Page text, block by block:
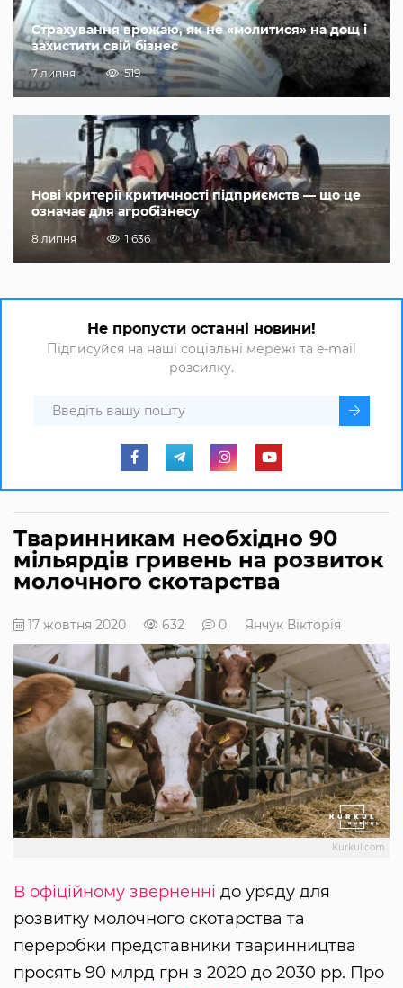
Страхування врожаю, як не «молитися» на дощ і
захистити свій бізнес
7 липня 519
Нові критерії критичності підприємств — що це
означає для агробізнесу
8 липня 1 636
Не пропусти останні новини!
Підписуйся на наші соціальні мережі та e-mail
розсилку.
Тваринникам необхідно 90
мільярдів гривень на розвиток
молочного скотарства
17 жовтня 2020 632 0 Янчук Вікторія
Kurkul.com
В офіційному зверненні до уряду для
розвитку молочного скотарства та
переробки представники тваринництва
просять 90 млрд грн з 2020 до 2030 рр. Про